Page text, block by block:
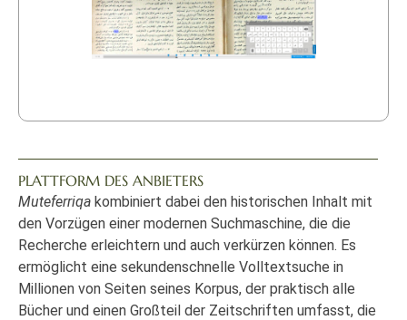
PLATTFORM DES ANBIETERS
Muteferriqa kombiniert dabei den historischen Inhalt mit
den Vorzügen einer modernen Suchmaschine, die die
Recherche erleichtern und auch verkürzen können. Es
ermöglicht eine sekundenschnelle Volltextsuche in
Millionen von Seiten seines Korpus, der praktisch alle
Bücher und einen Großteil der Zeitschriften umfasst, die